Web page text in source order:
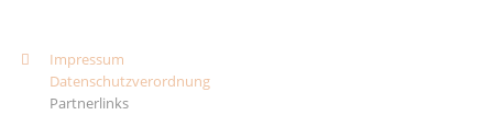
Impressum
Datenschutzverordnung
Partnerlinks